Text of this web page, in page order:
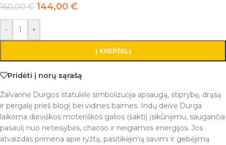
160,00€ 144,00 €
- +
Į KREPŠELĮ
Pridėti į norų sąrašą
Žalvarinė Durgos statulėlė simbolizuoja apsaugą, stiprybę, drąsą
ir pergalę prieš blogį bei vidines baimes. Indų deivė Durga
laikoma dieviškos moteriškos galios (šakti) įsikūnijimu, saugančia
pasaulį nuo neteisybės, chaoso ir neigiamos energijos. Jos
atvaizdas primena apie ryžtą, pasitikėjimą savimi ir gebėjimą